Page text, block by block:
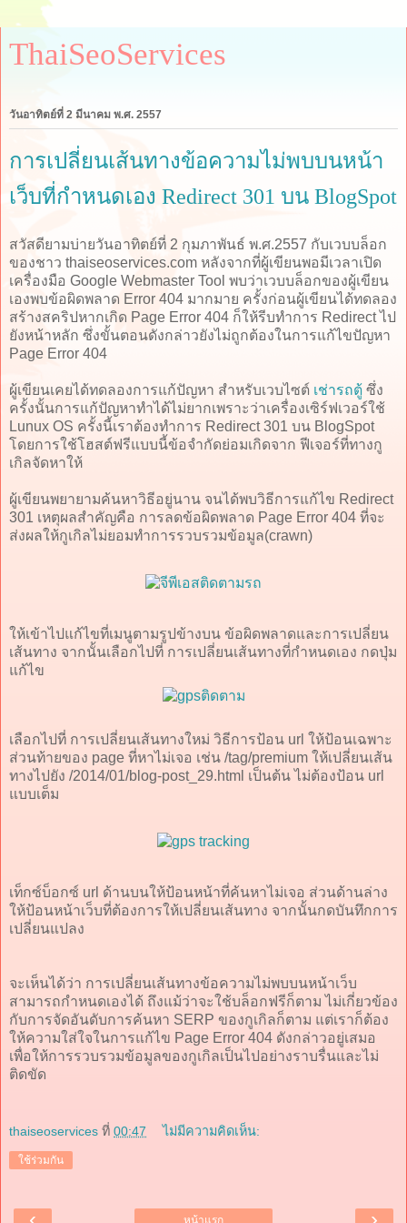
ThaiSeoServices
วันอาทิตย์ที่ 2 มีนาคม พ.ศ. 2557
การเปลี่ยนเส้นทางข้อความไม่พบบนหน้า
เว็บที่กำหนดเอง Redirect 301 บน BlogSpot
สวัสดียามบ่ายวันอาทิตย์ที่ 2 กุมภาพันธ์ พ.ศ.2557 กับเวบบล็อก
ของชาว thaiseoservices.com หลังจากที่ผู้เขียนพอมีเวลาเปิด
เครื่องมือ Google Webmaster Tool พบว่าเวบบล็อกของผู้เขียน
เองพบข้อผิดพลาด Error 404 มากมาย ครั้งก่อนผู้เขียนได้ทดลอง
สร้างสคริปหากเกิด Page Error 404 ก็ให้รีบทำการ Redirect ไป
ยังหน้าหลัก ซึ่งขั้นตอนดังกล่าวยังไม่ถูกต้องในการแก้ไขปัญหา
Page Error 404
ผู้เขียนเคยได้ทดลองการแก้ปัญหา สำหรับเวบไซต์ เช่ารถตู้ ซึ่ง
ครั้งนั้นการแก้ปัญหาทำได้ไม่ยากเพราะว่าเครื่องเซิร์ฟเวอร์ใช้
Lunux OS ครั้งนี้เราต้องทำการ Redirect 301 บน BlogSpot
โดยการใช้โฮสต์ฟรีแบบนี้ข้อจำกัดย่อมเกิดจาก ฟีเจอร์ที่ทางกู
เกิลจัดหาให้
ผู้เขียนพยายามค้นหาวิธีอยู่นาน จนได้พบวิธีการแก้ไข Redirect
301 เหตุผลสำคัญคือ การลดข้อผิดพลาด Page Error 404 ที่จะ
ส่งผลให้กูเกิลไม่ยอมทำการรวบรวมข้อมูล(crawn)
ให้เข้าไปแก้ไขที่เมนูตามรูปข้างบน ข้อผิดพลาดและการเปลี่ยน
เส้นทาง จากนั้นเลือกไปที่ การเปลี่ยนเส้นทางที่กำหนดเอง กดปุ่ม
แก้ไข
เลือกไปที่ การเปลี่ยนเส้นทางใหม่ วิธีการป้อน url ให้ป้อนเฉพาะ
ส่วนท้ายของ page ที่หาไม่เจอ เช่น /tag/premium ให้เปลี่ยนเส้น
ทางไปยัง /2014/01/blog-post_29.html เป็นต้น ไม่ต้องป้อน url
แบบเต็ม
เท็กซ์บ็อกซ์ url ด้านบนให้ป้อนหน้าที่ค้นหาไม่เจอ ส่วนด้านล่าง
ให้ป้อนหน้าเว็บที่ต้องการให้เปลี่ยนเส้นทาง จากนั้นกดบันทึกการ
เปลี่ยนแปลง
จะเห็นได้ว่า การเปลี่ยนเส้นทางข้อความไม่พบบนหน้าเว็บ
สามารถกำหนดเองได้ ถึงแม้ว่าจะใช้บล็อกฟรีก็ตาม ไม่เกี่ยวข้อง
กับการจัดอันดับการค้นหา SERP ของกูเกิลก็ตาม แต่เราก็ต้อง
ให้ความใส่ใจในการแก้ไข Page Error 404 ดังกล่าวอยู่เสมอ
เพื่อให้การรวบรวมข้อมูลของกูเกิลเป็นไปอย่างราบรื่นและไม่
ติดขัด
thaiseoservices ที่ 00:47 ไม่มีความคิดเห็น:
ใช้ร่วมกัน